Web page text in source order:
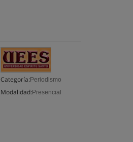
Categoría: Periodismo
Modalidad: Presencial